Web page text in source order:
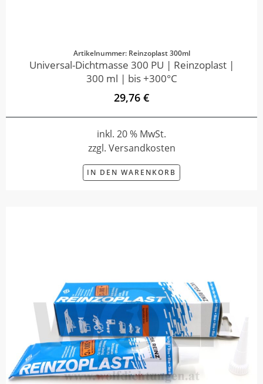
Artikelnummer: Reinzoplast 300ml
Universal-Dichtmasse 300 PU | Reinzoplast |
300 ml | bis +300°C
29,76 €
inkl. 20 % MwSt.
zzgl. Versandkosten
IN DEN WARENKORB